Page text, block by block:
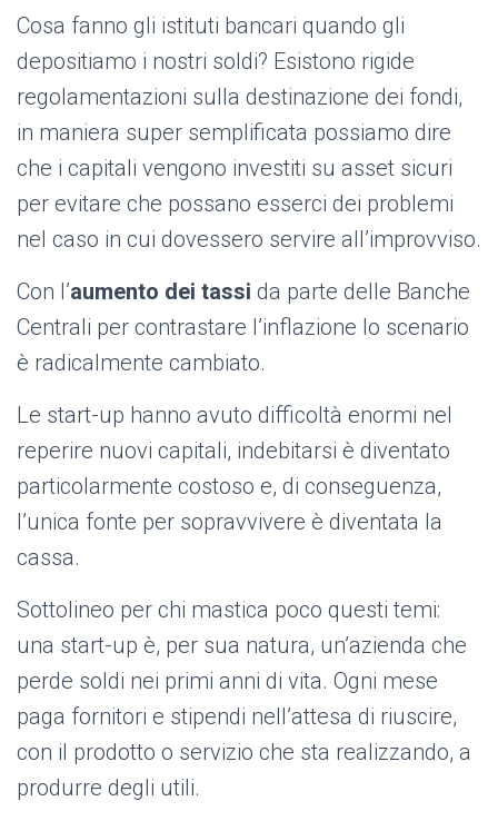
Cosa fanno gli istituti bancari quando gli
depositiamo i nostri soldi? Esistono rigide
regolamentazioni sulla destinazione dei fondi,
in maniera super semplificata possiamo dire
che i capitali vengono investiti su asset sicuri
per evitare che possano esserci dei problemi
nel caso in cui dovessero servire all’improvviso.
Con l’aumento dei tassi da parte delle Banche
Centrali per contrastare l’inflazione lo scenario
è radicalmente cambiato.
Le start-up hanno avuto difficoltà enormi nel
reperire nuovi capitali, indebitarsi è diventato
particolarmente costoso e, di conseguenza,
l’unica fonte per sopravvivere è diventata la
cassa.
Sottolineo per chi mastica poco questi temi:
una start-up è, per sua natura, un’azienda che
perde soldi nei primi anni di vita. Ogni mese
paga fornitori e stipendi nell’attesa di riuscire,
con il prodotto o servizio che sta realizzando, a
produrre degli utili.